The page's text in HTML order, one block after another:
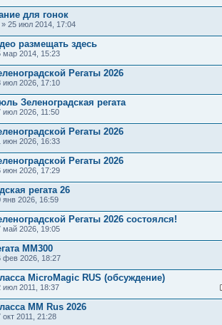
для гонок
» 25 июл 2014, 17:04
размещать здесь
мар 2014, 15:23
Регаты 2026
июл 2026, 17:10
Зеленоградская регата
июл 2026, 11:50
Регаты 2026
июн 2026, 16:33
Регаты 2026
июн 2026, 17:29
регата 26
янв 2026, 16:59
Регаты 2026 состоялся!
май 2026, 19:05
ММ300
фев 2026, 18:27
MicroMagic RUS (обсуждение)
июл 2011, 18:37
MM Rus 2026
окт 2011, 21:28